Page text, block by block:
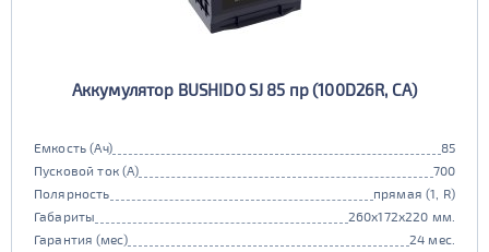
Аккумулятор BUSHIDO SJ 85 пр (100D26R, CA)
Емкость (Ач)
85
Пусковой ток (А)
700
Полярность
прямая (1, R)
Габариты
260x172x220 мм.
Гарантия (мес)
24 мес.